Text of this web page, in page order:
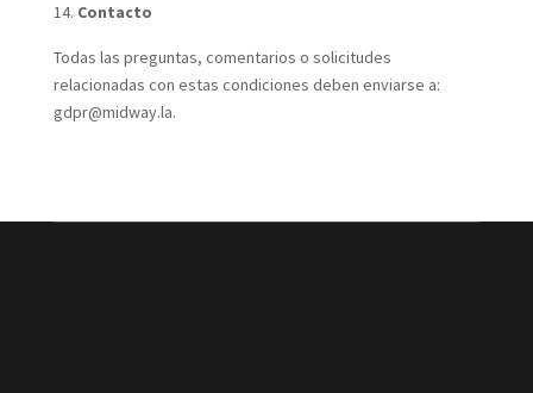
Contacto
Todas las preguntas, comentarios o solicitudes
relacionadas con estas condiciones deben enviarse a:
gdpr@midway.la.